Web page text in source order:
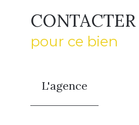
CONTACTER
pour ce bien
L'agence